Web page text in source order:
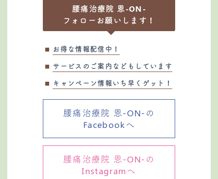
腰痛治療院 恩-ON-
フォローお願いします！
お得な情報配信中！
サービスのご案内などもしています
キャンペーン情報いち早くゲット！
腰痛治療院 恩-ON-の
Facebookへ
腰痛治療院 恩-ON-の
Instagramへ